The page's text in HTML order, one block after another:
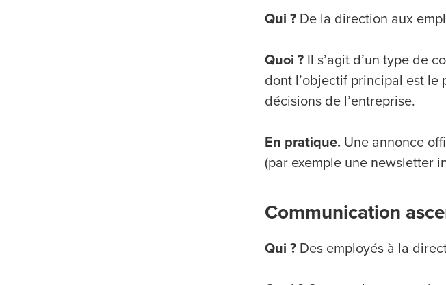
Qui ? De la direction aux
Quoi ? Il s’agit d’un type de
dont l’objectif principal est le
décisions de l’entreprise.
En pratique. Une annonce
(par exemple une newsletter
Communication
Qui ? Des employés à la